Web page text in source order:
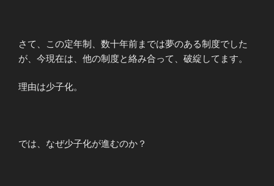
さて、この定年制、数十年前までは夢のある制度でした
が、今現在は、他の制度と絡み合って、破綻してます。
理由は少子化。
では、なぜ少子化が進むのか？